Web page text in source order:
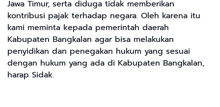
Jawa Timur, serta diduga tidak memberikan
kontribusi pajak terhadap negara. Oleh karena itu
kami meminta kepada pemerintah daerah
Kabupaten Bangkalan agar bisa melakukan
penyidikan dan penegakan hukum yang sesuai
dengan hukum yang ada di Kabupaten Bangkalan,
harap Sidak.